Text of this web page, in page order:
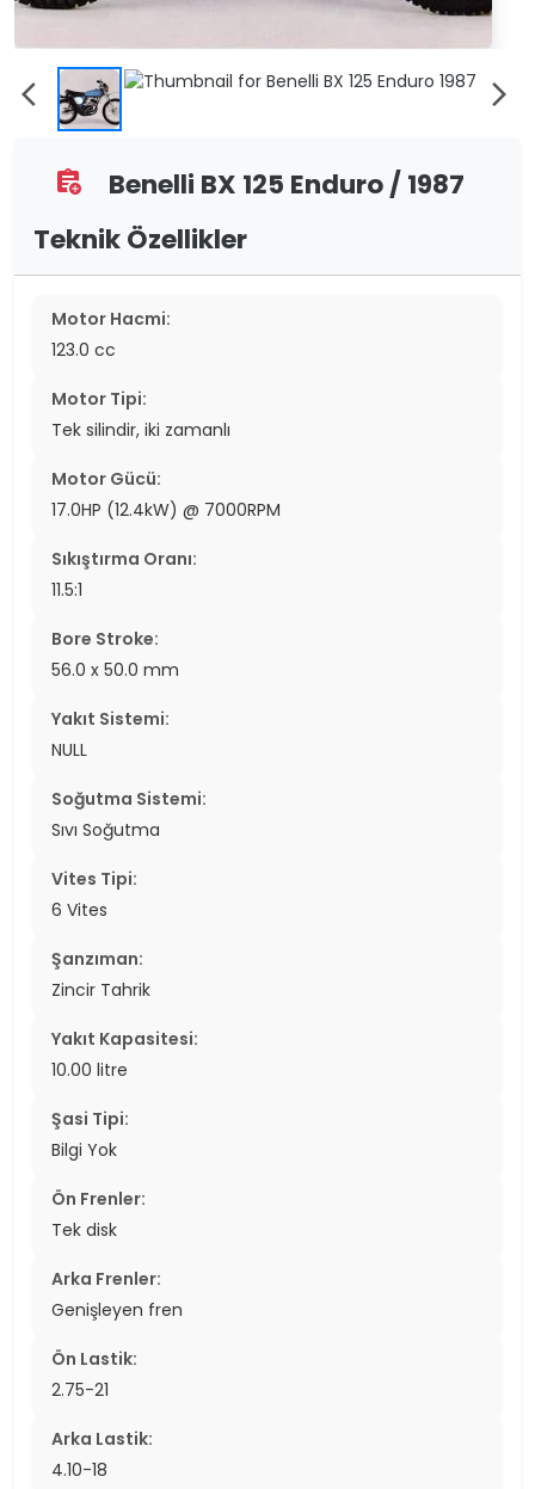
arrow_back_ios arrow_forward_ios
assignment_add
Benelli BX 125 Enduro / 1987
Teknik Özellikler
Motor Hacmi:
123.0 cc
Motor Tipi:
Tek silindir, iki zamanlı
Motor Gücü:
17.0HP (12.4kW) @ 7000RPM
Sıkıştırma Oranı:
11.5:1
Bore Stroke:
56.0 x 50.0 mm
Yakıt Sistemi:
NULL
Soğutma Sistemi:
Sıvı Soğutma
Vites Tipi:
6 Vites
Şanzıman:
Zincir Tahrik
Yakıt Kapasitesi:
10.00 litre
Şasi Tipi:
Bilgi Yok
Ön Frenler:
Tek disk
Arka Frenler:
Genişleyen fren
Ön Lastik:
2.75-21
Arka Lastik:
4.10-18